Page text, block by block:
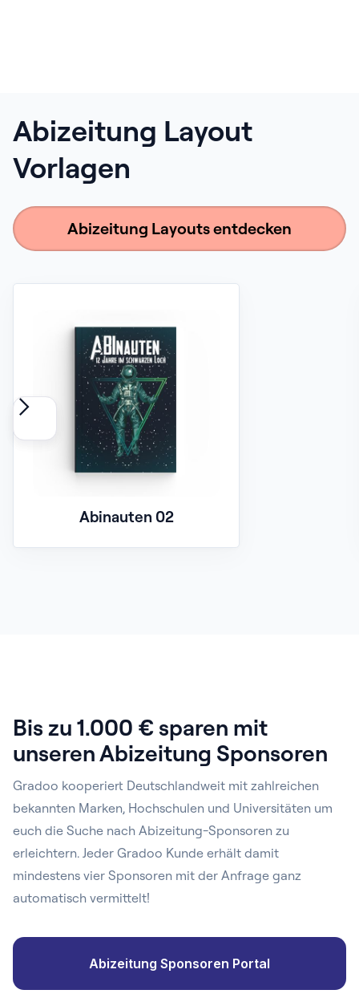
Abizeitung Layout
Vorlagen
Abizeitung Layouts entdecken
Abinauten 02
Bis zu 1.000 € sparen mit
unseren Abizeitung Sponsoren
Gradoo kooperiert Deutschlandweit mit zahlreichen
bekannten Marken, Hochschulen und Universitäten um
euch die Suche nach Abizeitung-Sponsoren zu
erleichtern. Jeder Gradoo Kunde erhält damit
mindestens vier Sponsoren mit der Anfrage ganz
automatisch vermittelt!
Abizeitung Sponsoren Portal